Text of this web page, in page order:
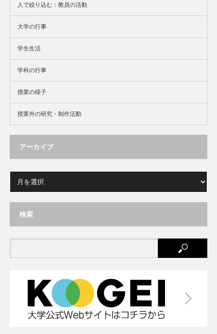
人で絞り込む：教員の活動
大学の行事
学生生活
学科の行事
授業の様子
授業外の研究・制作活動
アーカイブ
検索